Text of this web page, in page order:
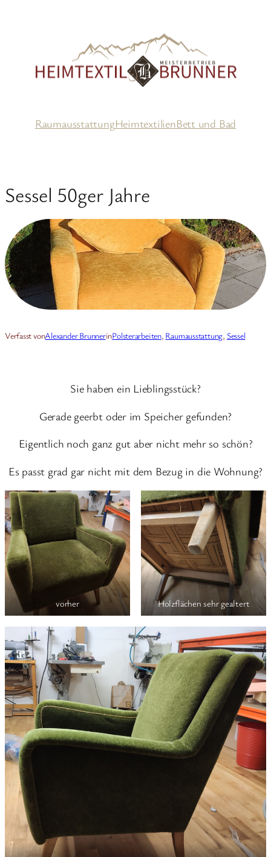
RaumausstattungHeimtextilienBett und Bad
Sessel 50ger Jahre
Verfasst vonAlexander BrunnerinPolsterarbeiten, Raumausstattung, Sessel
Sie haben ein Lieblingsstück?
Gerade geerbt oder im Speicher gefunden?
Eigentlich noch ganz gut aber nicht mehr so schön?
Es passt grad gar nicht mit dem Bezug in die Wohnung?
vorher Holzflächen sehr gealtert